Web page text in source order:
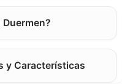
y Características